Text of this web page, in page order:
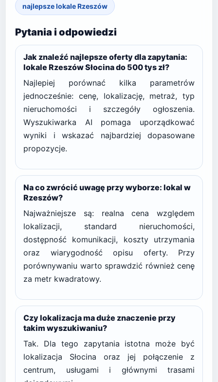
najlepsze lokale Rzeszów
Pytania i odpowiedzi
Jak znaleźć najlepsze oferty dla zapytania:
lokale Rzeszów Słocina do 500 tys zł?
Najlepiej porównać kilka parametrów
jednocześnie: cenę, lokalizację, metraż, typ
nieruchomości i szczegóły ogłoszenia.
Wyszukiwarka AI pomaga uporządkować
wyniki i wskazać najbardziej dopasowane
propozycje.
Na co zwrócić uwagę przy wyborze: lokal w
Rzeszów?
Najważniejsze są: realna cena względem
lokalizacji, standard nieruchomości,
dostępność komunikacji, koszty utrzymania
oraz wiarygodność opisu oferty. Przy
porównywaniu warto sprawdzić również cenę
za metr kwadratowy.
Czy lokalizacja ma duże znaczenie przy
takim wyszukiwaniu?
Tak. Dla tego zapytania istotna może być
lokalizacja Słocina oraz jej połączenie z
centrum, usługami i głównymi trasami